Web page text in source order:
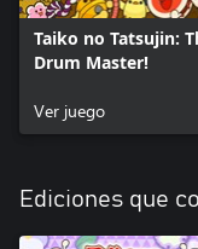
Taiko no Tatsujin:
Drum Master!
Ver juego
Ediciones que